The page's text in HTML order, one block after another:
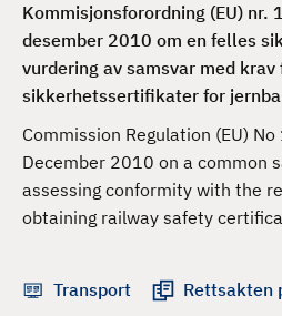
Kommisjonsforordning (EU)
desember 2010 om en felles
vurdering av samsvar med krav
sikkerhetssertifikater for
Commission Regulation (EU)
December 2010 on a common
assessing conformity with the
obtaining railway safety
Transport Rettsakten